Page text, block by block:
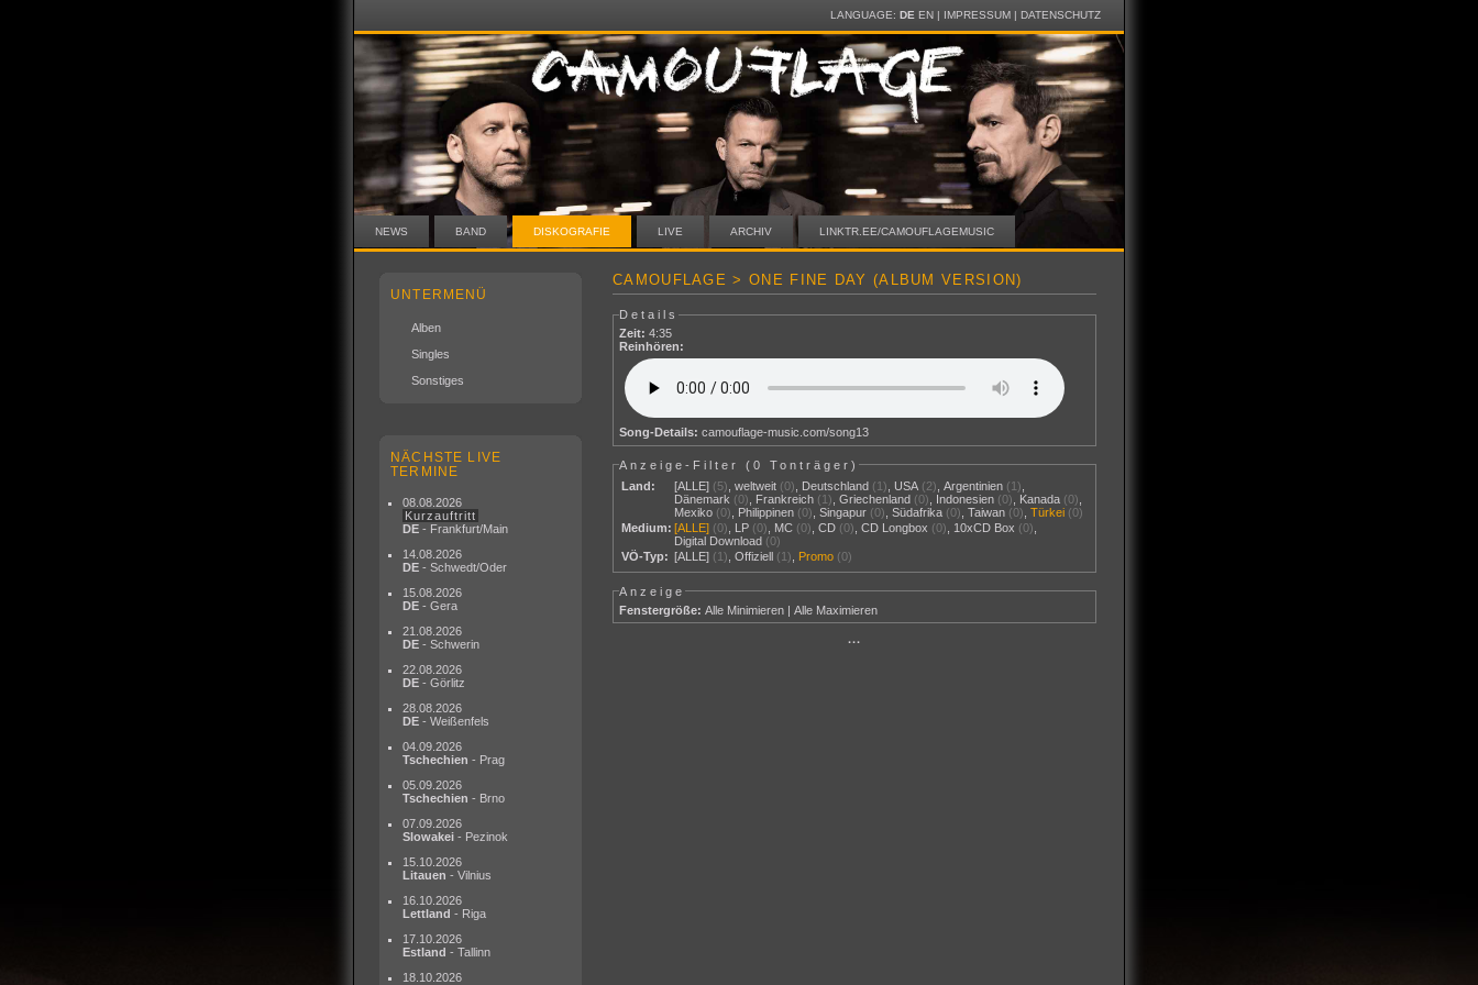
LANGUAGE: DE EN| IMPRESSUM| DATENSCHUTZ
NEWS BAND DISKOGRAFIE LIVE ARCHIV LINKTR.EE/CAMOUFLAGEMUSIC
UNTERMENÜ
Alben
Singles
Sonstiges
NÄCHSTE LIVE
TERMINE
08.08.2026
Kurzauftritt
DE - Frankfurt/Main
14.08.2026
DE - Schwedt/Oder
15.08.2026
DE - Gera
21.08.2026
DE - Schwerin
22.08.2026
DE - Görlitz
28.08.2026
DE - Weißenfels
04.09.2026
Tschechien - Prag
05.09.2026
Tschechien - Brno
07.09.2026
Slowakei - Pezinok
15.10.2026
Litauen - Vilnius
16.10.2026
Lettland - Riga
17.10.2026
Estland - Tallinn
18.10.2026
CAMOUFLAGE > ONE FINE DAY (ALBUM VERSION)
Details
Zeit: 4:35
Reinhören:
Song-Details: camouflage-music.com/song13
Anzeige-Filter (0 Tonträger)
Land:
[ALLE] (5) ,weltweit (0) Deutschland (1) USA (2) ,Argentinien (1)
Dänemark (0) Frankreich (1) ,Griechenland (0) Indonesien (0) Kanada (0)
Mexiko (0) Philippinen (0) ,Singapur (0) ,Südafrika (0) ,Taiwan (0) ,Türkei (0)
Medium: [ALLE] (0) LP (0) MC (0) ,CD (0) ,CD Longbox (0) 10xCD Box (0)
Digital Download (0)
VÖ-Typ: [ALLE] (1) ,Offiziell (1) Promo (0)
Anzeige
Fenstergröße: Alle Minimieren |Alle Maximieren
···